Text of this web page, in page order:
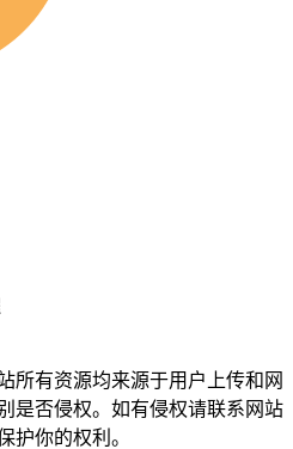
所有资源均来源于用户上传和网
是否侵权。如有侵权请联系网站
护你的权利。